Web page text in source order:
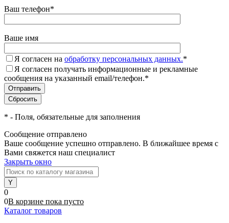
Ваш телефон*
Ваше имя
Я согласен на обработку персональных данных.*
Я согласен получать информационные и рекламные
сообщения на указанный email/телефон.*
* - Поля, обязательные для заполнения
Сообщение отправлено
Ваше сообщение успешно отправлено. В ближайшее время с
Вами свяжется наш специалист
Закрыть окно
0
0В корзине пока пусто
Каталог товаров